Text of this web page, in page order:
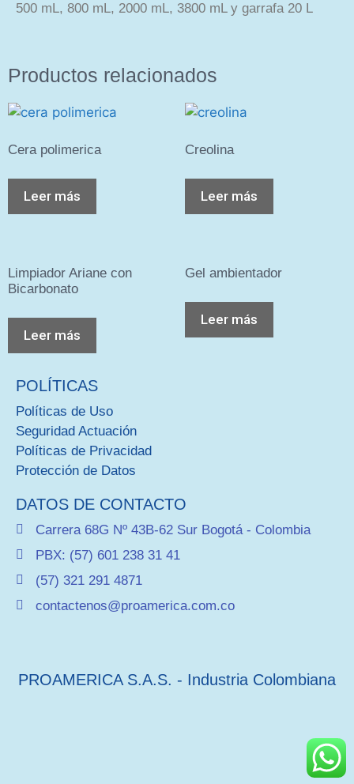
500 mL, 800 mL, 2000 mL, 3800 mL y garrafa 20 L
Productos relacionados
Cera polimerica
Leer más
Creolina
Leer más
Limpiador Ariane con
Bicarbonato
Leer más
Gel ambientador
Leer más
POLÍTICAS
Políticas de Uso
Seguridad Actuación
Políticas de Privacidad
Protección de Datos
DATOS DE CONTACTO
Carrera 68G Nº 43B-62 Sur Bogotá - Colombia
PBX: (57) 601 238 31 41
(57) 321 291 4871
contactenos@proamerica.com.co
PROAMERICA S.A.S. - Industria Colombiana